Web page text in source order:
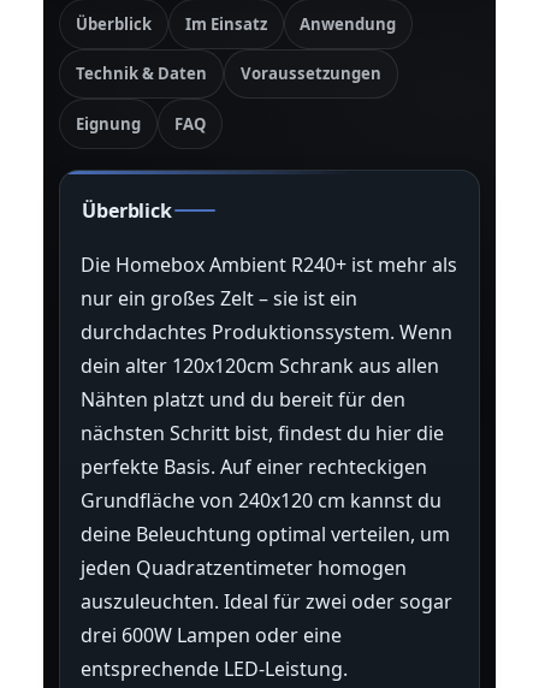
Überblick Im Einsatz Anwendung
Technik & Daten Voraussetzungen
Eignung FAQ
Überblick
Die Homebox Ambient R240+ ist mehr als
nur ein großes Zelt – sie ist ein
durchdachtes Produktionssystem. Wenn
dein alter 120x120cm Schrank aus allen
Nähten platzt und du bereit für den
nächsten Schritt bist, findest du hier die
perfekte Basis. Auf einer rechteckigen
Grundfläche von 240x120 cm kannst du
deine Beleuchtung optimal verteilen, um
jeden Quadratzentimeter homogen
auszuleuchten. Ideal für zwei oder sogar
drei 600W Lampen oder eine
entsprechende LED-Leistung.